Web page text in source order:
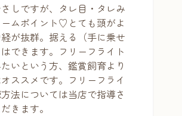
しですが、タレ目・タレみ
ムポイント♡とても頭がよ
が抜群。据える（手に乗せ
できます。フリーフライト
いという方、鑑賞飼育より
ススメです。フリーフライ
方法については当店で指導さ
きます。